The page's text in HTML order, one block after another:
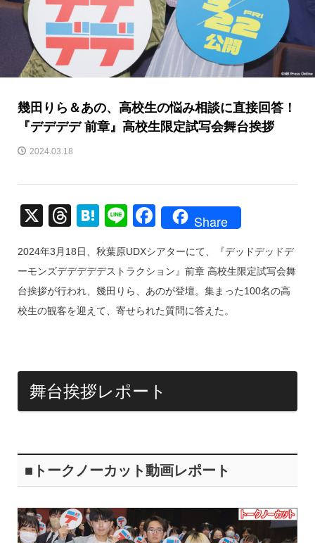
幾田りら＆あの、高校生の悩み相談に直接回答！
『デデデデ 前章』高校生限定試写会舞台挨拶
2024.03.18
X
T
e
a
d
H
e
n
a
Li
e
F
c
e
b
k
Share
2024年3月18日、秋葉原UDXシアターにて、『デッドデッドデ
ーモンズデデデデデストラクション』前章 高校生限定試写会舞
台挨拶が行われ、幾田りら、あのが登壇。集まった100名の高
校生の観客を迎えて、寄せられた質問に答えた。
舞台挨拶レポート
■トークノーカット動画レポート